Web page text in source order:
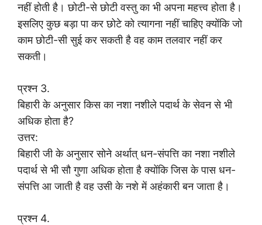
नहीं होती है। छोटी-से छोटी वस्तु का भी अपना महत्त्व होता है।
इसलिए कुछ बड़ा पा कर छोटे को त्यागना नहीं चाहिए क्योंकि जो
काम छोटी-सी सुई कर सकती है वह काम तलवार नहीं कर
सकती।
प्रश्न 3.
बिहारी के अनुसार किस का नशा नशीले पदार्थ के सेवन से भी
अधिक होता है?
उत्तर:
बिहारी जी के अनुसार सोने अर्थात् धन-संपत्ति का नशा नशीले
पदार्थ से भी सौ गुणा अधिक होता है क्योंकि जिस के पास धन-
संपत्ति आ जाती है वह उसी के नशे में अहंकारी बन जाता है।
प्रश्न 4.